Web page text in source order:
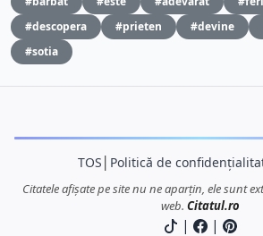
#descopera
#prieten #devine
#sotia
TOS Politică de
Citatele afișate pe site nu ne aparțin, ele sunt
web. Citatul.ro
| |